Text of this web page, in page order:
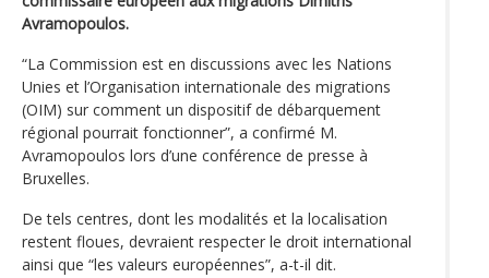
Avramopoulos.
“La Commission est en discussions avec les Nations
Unies et l’Organisation internationale des migrations
(OIM) sur comment un dispositif de débarquement
régional pourrait fonctionner”, a confirmé M.
Avramopoulos lors d’une conférence de presse à
Bruxelles.
De tels centres, dont les modalités et la localisation
restent floues, devraient respecter le droit international
ainsi que “les valeurs européennes”, a-t-il dit.